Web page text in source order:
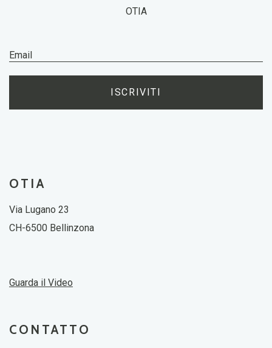
OTIA
ISCRIVITI
OTIA
Via Lugano 23
CH-6500 Bellinzona
Guarda il Video
CONTATTO